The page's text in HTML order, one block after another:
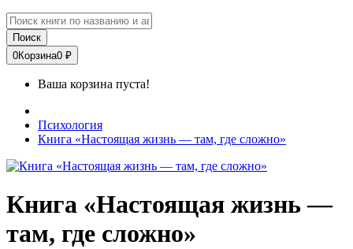
Поиск
0Корзина0 ₽
Ваша корзина пуста!
Психология
Книга «Настоящая жизнь — там, где сложно»
Книга «Настоящая жизнь —
там, где сложно»